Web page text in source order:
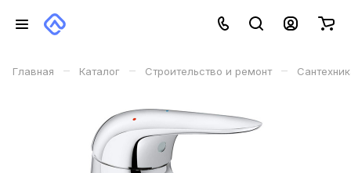
Главная – Каталог – Строительство и ремонт –